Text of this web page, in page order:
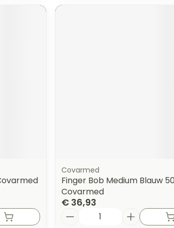
Covarmed
Finger Bob Medium Blauw
Covarmed
€ 36,93